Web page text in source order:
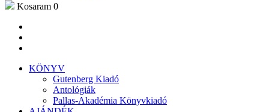
Kosaram 0
KÖNYV
Gutenberg Kiadó
Antológiák
Pallas-Akadémia Könyvkiadó